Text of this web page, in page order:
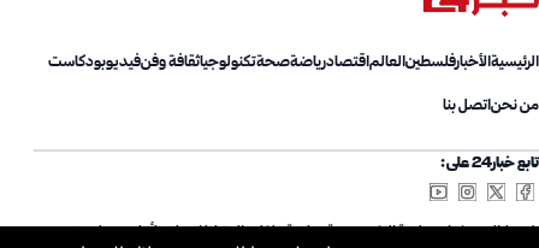
الرئيسيةالأخبارفلسطينالعالماقتصادرياضةصحةتكنولوجياثقافة وفنفيديوبودكاست
من نحناتصل بنا
تابع خبار24 على:
شروط الاستخدامسياسة الخصوصيةسياسة ملفات الارتباطاتصل بناأعلن معنامن نحن